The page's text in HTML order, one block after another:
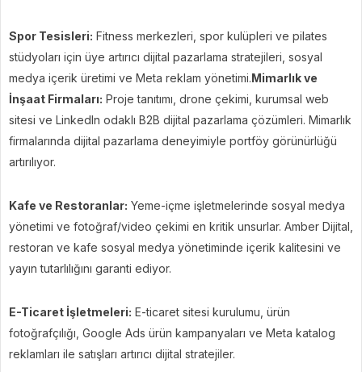
Spor Tesisleri: Fitness merkezleri, spor kulüpleri ve pilates
stüdyoları için üye artırıcı dijital pazarlama stratejileri, sosyal
medya içerik üretimi ve Meta reklam yönetimi.Mimarlık ve
İnşaat Firmaları: Proje tanıtımı, drone çekimi, kurumsal web
sitesi ve LinkedIn odaklı B2B dijital pazarlama çözümleri. Mimarlık
firmalarında dijital pazarlama deneyimiyle portföy görünürlüğü
artırılıyor.
Kafe ve Restoranlar: Yeme-içme işletmelerinde sosyal medya
yönetimi ve fotoğraf/video çekimi en kritik unsurlar. Amber Dijital,
restoran ve kafe sosyal medya yönetiminde içerik kalitesini ve
yayın tutarlılığını garanti ediyor.
E-Ticaret İşletmeleri: E-ticaret sitesi kurulumu, ürün
fotoğrafçılığı, Google Ads ürün kampanyaları ve Meta katalog
reklamları ile satışları artırıcı dijital stratejiler.